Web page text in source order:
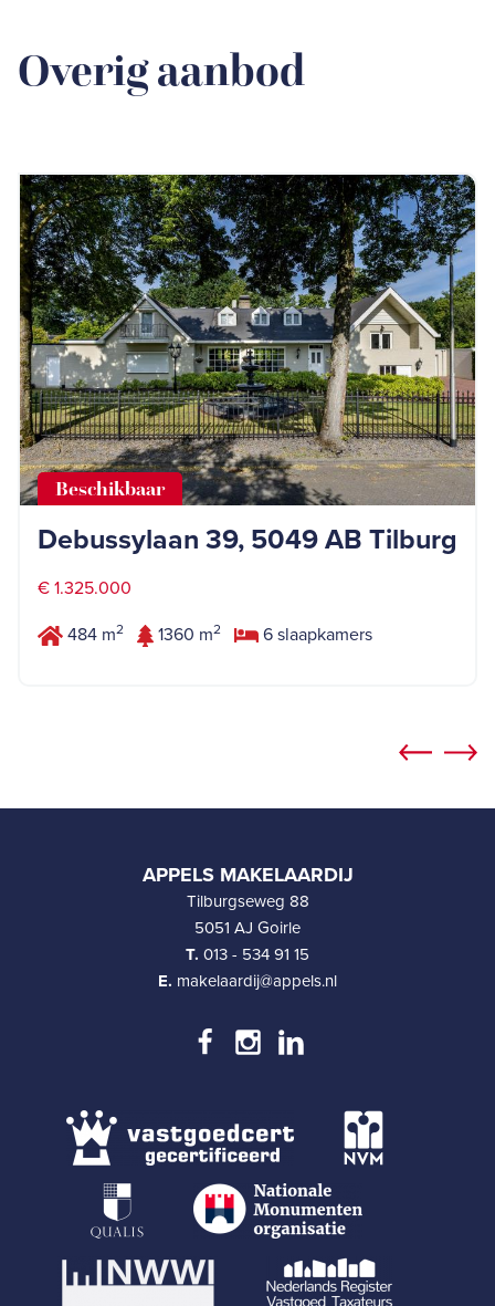
Overig aanbod
Beschikbaar
Debussylaan 39, 5049 AB Tilburg
€ 1.325.000
484 m2 1360 m2 6 slaapkamers
APPELS MAKELAARDIJ
Tilburgseweg 88
5051 AJ Goirle
T. 013 - 534 91 15
E. makelaardij@appels.nl